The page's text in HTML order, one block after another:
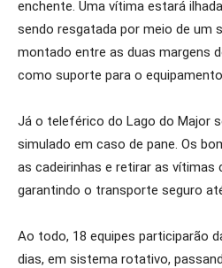
enchente. Uma vítima estará
sendo resgatada por meio de um
montado entre as duas margens
como suporte para o
Já o teleférico do Lago do Major
simulado em caso de pane. Os
as cadeirinhas e retirar as vítimas
garantindo o transporte seguro
Ao todo, 18 equipes participarão
dias, em sistema rotativo,